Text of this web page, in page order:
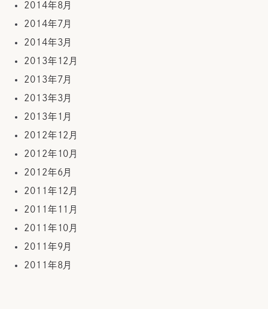
2014年8月
2014年7月
2014年3月
2013年12月
2013年7月
2013年3月
2013年1月
2012年12月
2012年10月
2012年6月
2011年12月
2011年11月
2011年10月
2011年9月
2011年8月